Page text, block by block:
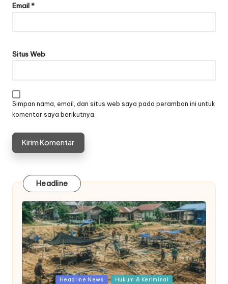
Email*
Situs Web
Simpan nama, email, dan situs web saya pada peramban ini untuk
komentar saya berikutnya.
Headline
Posted
Headline News Hukum & Keriminal